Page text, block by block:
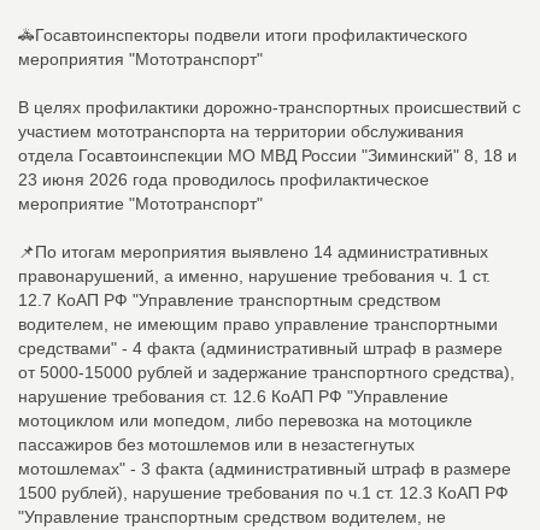
🚓Госавтоинспекторы подвели итоги профилактического
мероприятия "Мототранспорт"
В целях профилактики дорожно-транспортных происшествий с
участием мототранспорта на территории обслуживания
отдела Госавтоинспекции МО МВД России "Зиминский" 8, 18 и
23 июня 2026 года проводилось профилактическое
мероприятие "Мототранспорт"
📌По итогам мероприятия выявлено 14 административных
правонарушений, а именно, нарушение требования ч. 1 ст.
12.7 КоАП РФ "Управление транспортным средством
водителем, не имеющим право управление транспортными
средствами" - 4 факта (административный штраф в размере
от 5000-15000 рублей и задержание транспортного средства),
нарушение требования ст. 12.6 КоАП РФ "Управление
мотоциклом или мопедом, либо перевозка на мотоцикле
пассажиров без мотошлемов или в незастегнутых
мотошлемах" - 3 факта (административный штраф в размере
1500 рублей), нарушение требования по ч.1 ст. 12.3 КоАП РФ
"Управление транспортным средством водителем, не